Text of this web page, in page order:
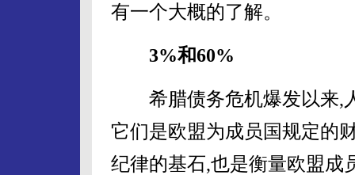
有一个大概的了解。
3%和60%
希腊债务危机爆发以来,人
它们是欧盟为成员国规定的
纪律的基石,也是衡量欧盟成